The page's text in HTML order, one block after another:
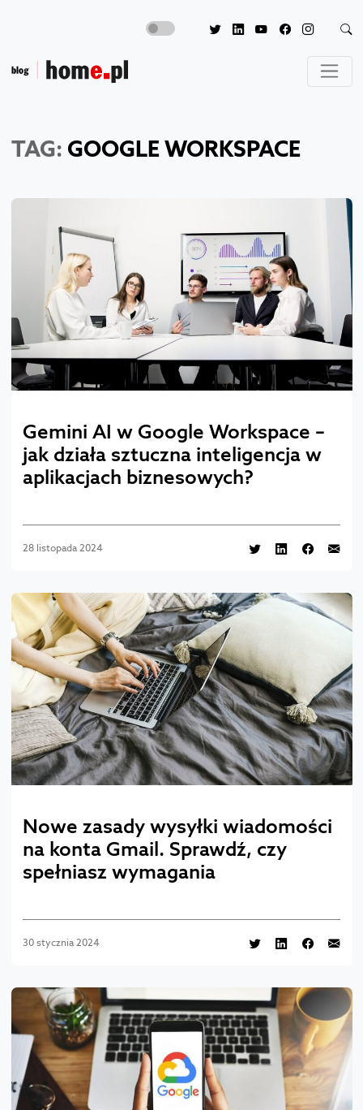
TAG: GOOGLE WORKSPACE
Gemini AI w Google Workspace –
jak działa sztuczna inteligencja w
aplikacjach biznesowych?
28 listopada 2024
Nowe zasady wysyłki wiadomości
na konta Gmail. Sprawdź, czy
spełniasz wymagania
30 stycznia 2024